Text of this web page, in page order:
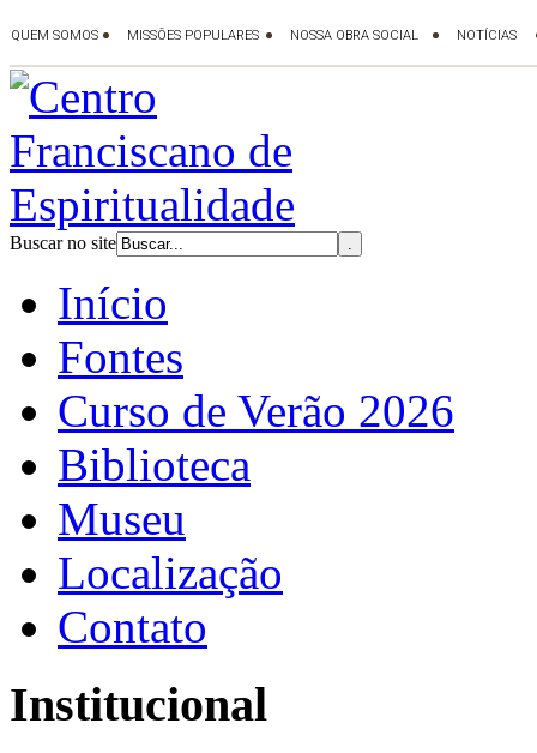
Buscar no site
Início
Fontes
Curso de Verão 2026
Biblioteca
Museu
Localização
Contato
Institucional